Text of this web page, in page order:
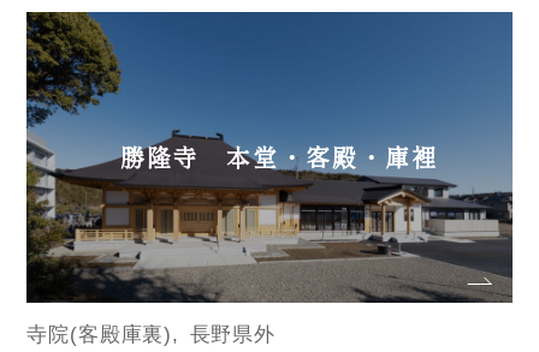
勝隆寺 本堂・客殿・庫裡
寺院(客殿庫裏) 長野県外